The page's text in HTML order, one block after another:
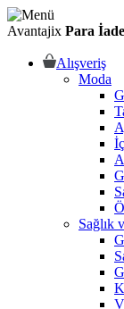
Avantajix Para
Alışveriş
Moda
Sağlık